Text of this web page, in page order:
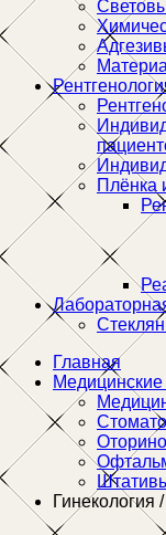
Плёнка
Главная
Гинекология